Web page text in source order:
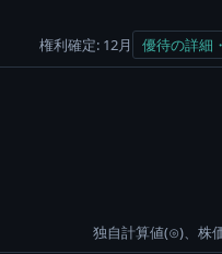
権利確定: 12月 優待の詳細
独自計算値(⊙)、株